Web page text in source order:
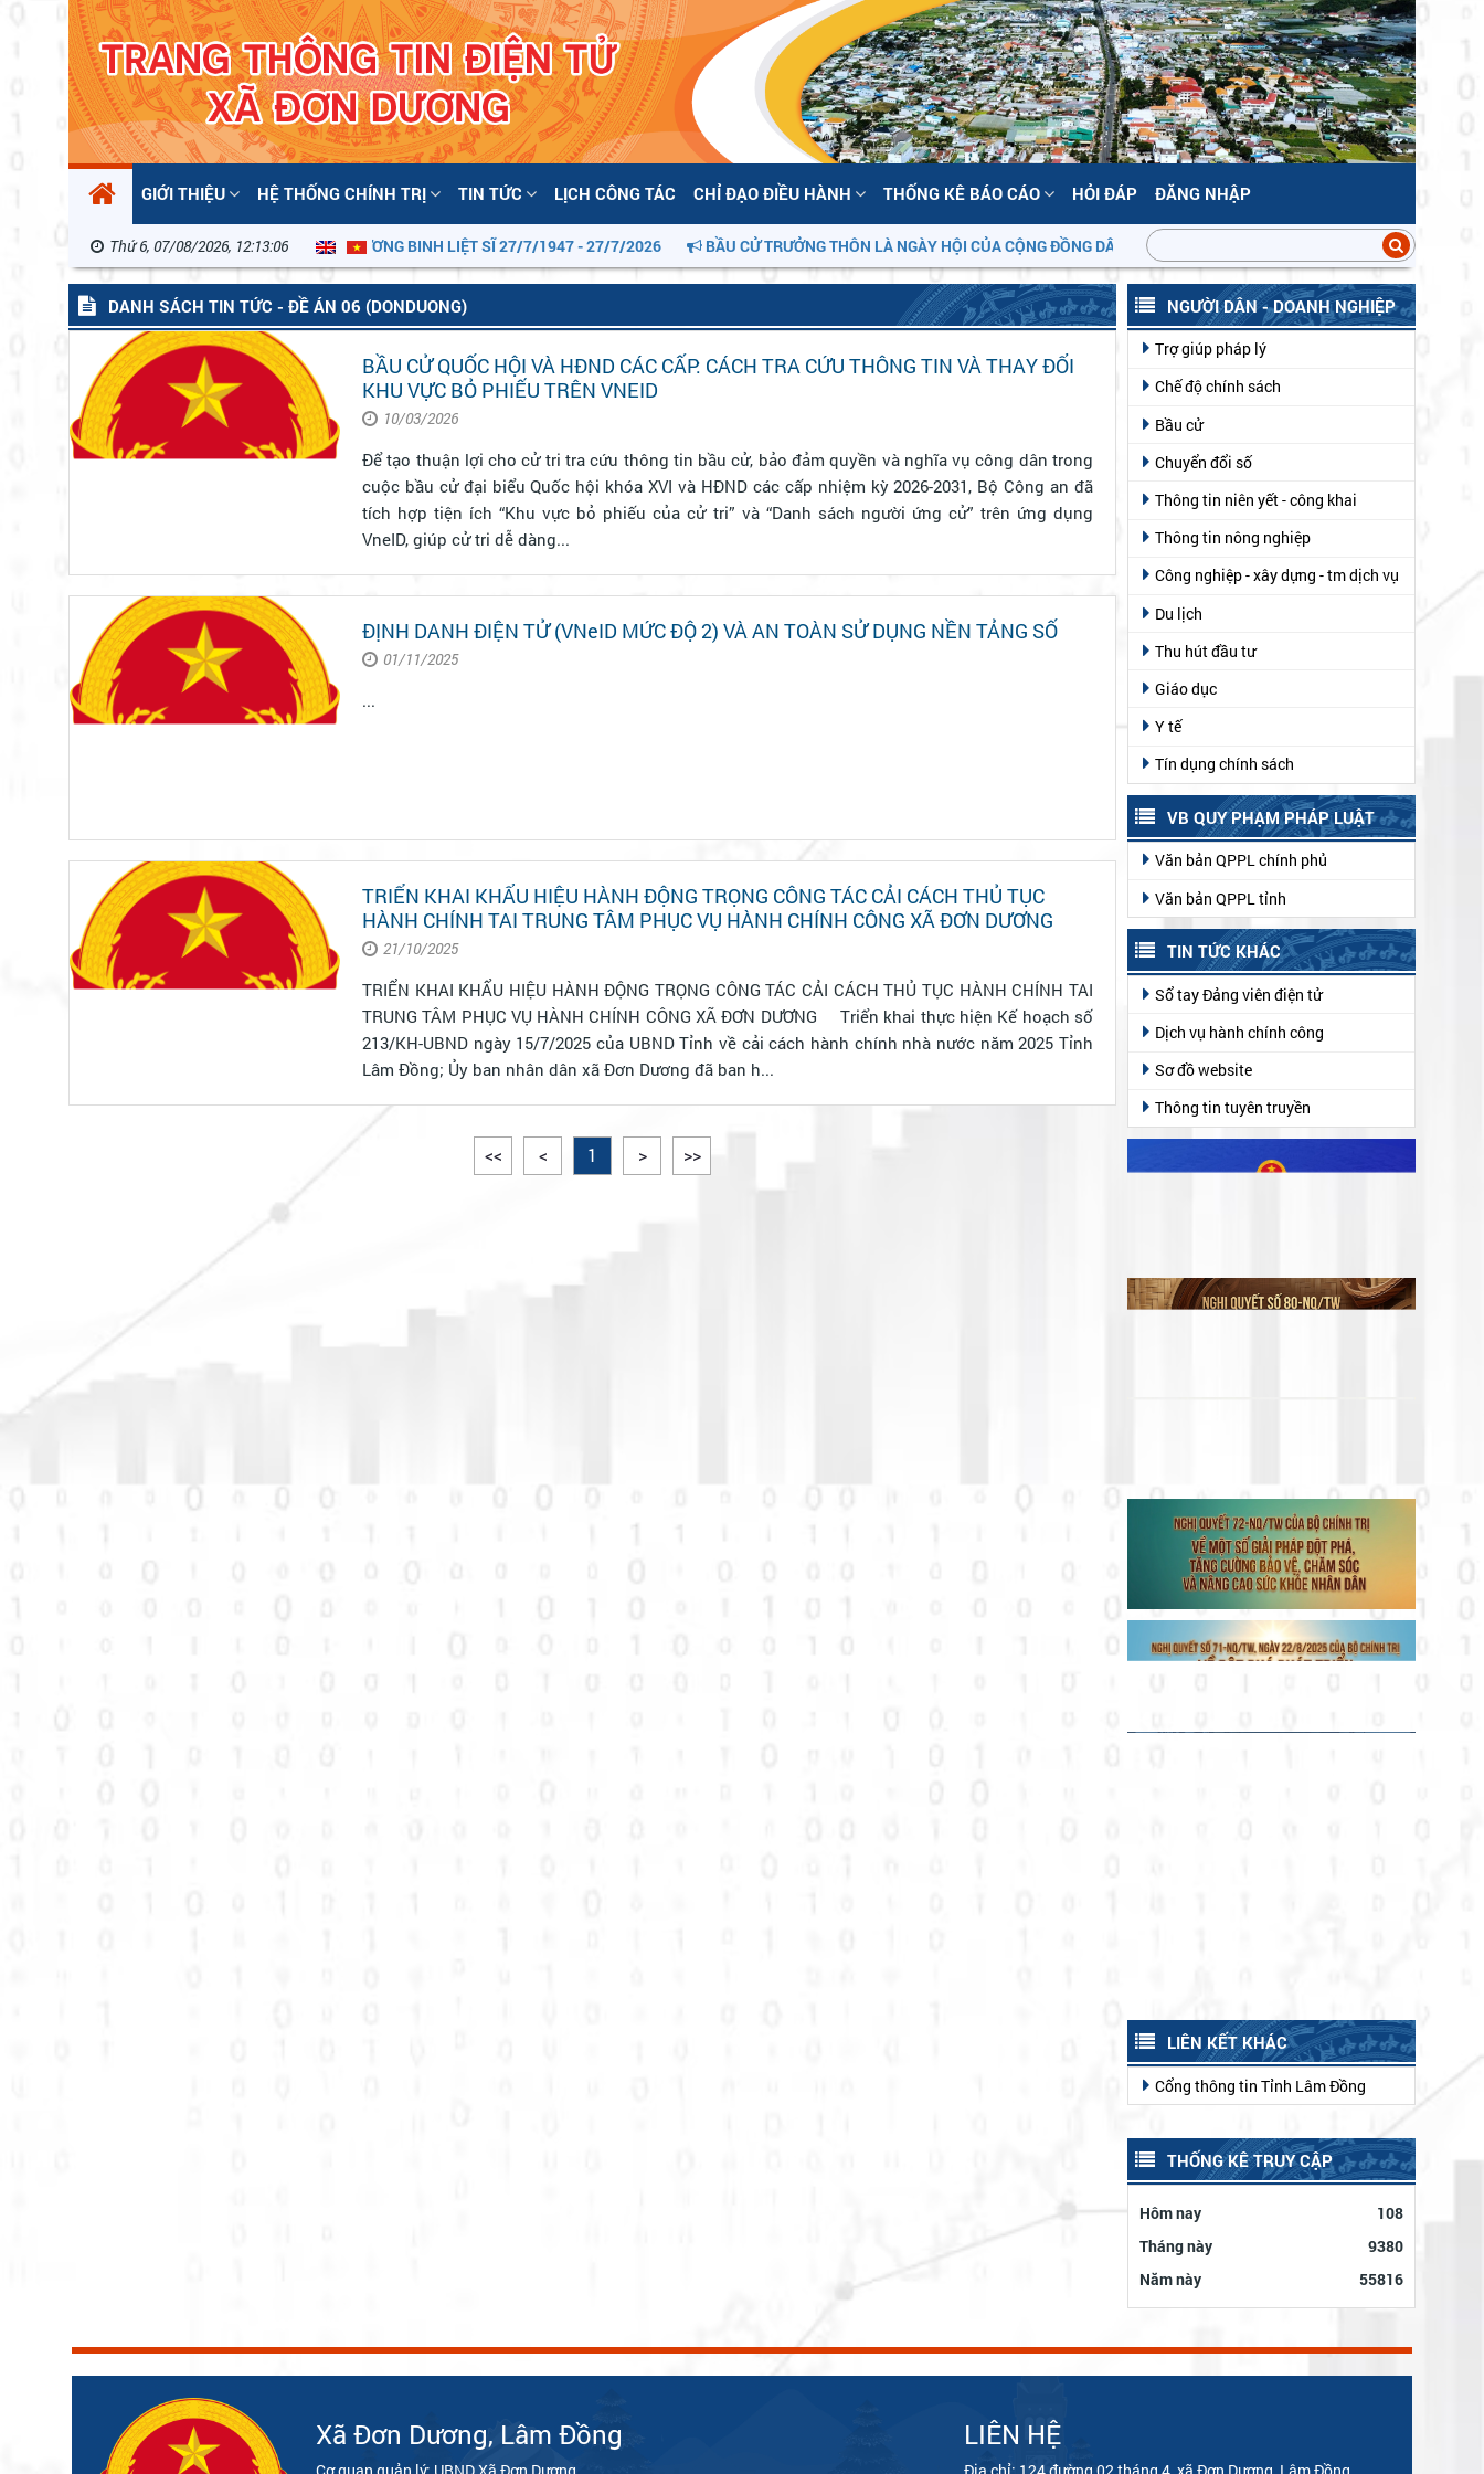
GIỚI THIỆU HỆ THỐNG CHÍNH TRỊ TIN TỨC LỊCH CÔNG TÁC CHỈ ĐẠO ĐIỀU HÀNH THỐNG KÊ BÁO CÁO HỎI ĐÁP ĐĂNG NHẬP
Thứ 6, 07/08/2026, 12:13:07
KỶ NIỆM 79 NĂM NGÀY THƯƠNG BINH LIỆT SĨ 27/7/1947 - 27/7/2026 BẦU CỬ TRƯỞNG THÔN LÀ NGÀY HỘI CỦA CỘNG ĐỒNG DÂN CƯ!
DANH SÁCH TIN TỨC - ĐỀ ÁN 06 (DONDUONG)
BẦU CỬ QUỐC HỘI VÀ HĐND CÁC CẤP: CÁCH TRA CỨU THÔNG TIN VÀ THAY ĐỔI
KHU VỰC BỎ PHIẾU TRÊN VNEID
10/03/2026
Để tạo thuận lợi cho cử tri tra cứu thông tin bầu cử, bảo đảm quyền và nghĩa vụ công dân trong
cuộc bầu cử đại biểu Quốc hội khóa XVI và HĐND các cấp nhiệm kỳ 2026-2031, Bộ Công an đã
tích hợp tiện ích “Khu vực bỏ phiếu của cử tri” và “Danh sách người ứng cử” trên ứng dụng
VneID, giúp cử tri dễ dàng...
ĐỊNH DANH ĐIỆN TỬ (VNeID MỨC ĐỘ 2) VÀ AN TOÀN SỬ DỤNG NỀN TẢNG SỐ
01/11/2025
...
TRIỂN KHAI KHẨU HIỆU HÀNH ĐỘNG TRỌNG CÔNG TÁC CẢI CÁCH THỦ TỤC
HÀNH CHÍNH TAI TRUNG TÂM PHỤC VỤ HÀNH CHÍNH CÔNG XÃ ĐƠN DƯƠNG
21/10/2025
TRIỂN KHAI KHẨU HIỆU HÀNH ĐỘNG TRỌNG CÔNG TÁC CẢI CÁCH THỦ TỤC HÀNH CHÍNH TAI
TRUNG TÂM PHỤC VỤ HÀNH CHÍNH CÔNG XÃ ĐƠN DƯƠNG Triển khai thực hiện Kế hoạch số
213/KH-UBND ngày 15/7/2025 của UBND Tỉnh về cải cách hành chính nhà nước năm 2025 Tỉnh
Lâm Đồng; Ủy ban nhân dân xã Đơn Dương đã ban h...
<< < 1 > >>
NGƯỜI DÂN - DOANH NGHIỆP
Trợ giúp pháp lý
Chế độ chính sách
Bầu cử
Chuyển đổi số
Thông tin niên yết - công khai
Thông tin nông nghiệp
Công nghiệp - xây dựng - tm dịch vụ
Du lịch
Thu hút đầu tư
Giáo dục
Y tế
Tín dụng chính sách
VB QUY PHẠM PHÁP LUẬT
Văn bản QPPL chính phủ
Văn bản QPPL tỉnh
TIN TỨC KHÁC
Sổ tay Đảng viên điện tử
Dịch vụ hành chính công
Sơ đồ website
Thông tin tuyên truyền
LIÊN KẾT KHÁC
Cổng thông tin Tỉnh Lâm Đồng
THỐNG KÊ TRUY CẬP
Hôm nay
108
Tháng này
9380
Năm này
55816
Xã Đơn Dương, Lâm Đồng LIÊN HỆ